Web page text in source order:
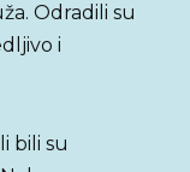
Odradili su
i
bili su